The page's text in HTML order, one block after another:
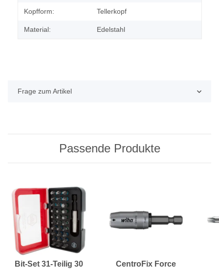
Kopfform: Tellerkopf
Material: Edelstahl
Frage zum Artikel
Passende Produkte
Bit-Set 31-Teilig 30
CentroFix Force